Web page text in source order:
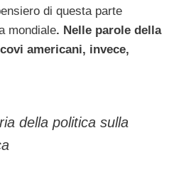
di questa parte
mondiale. Nelle parole della
americani, invece,
della politica sulla